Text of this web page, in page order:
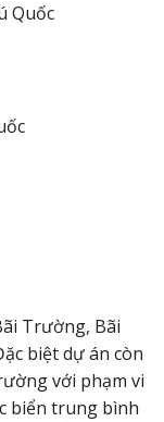
Quốc
Trường, Bãi
biệt dự án còn
với phạm vi
biển trung bình